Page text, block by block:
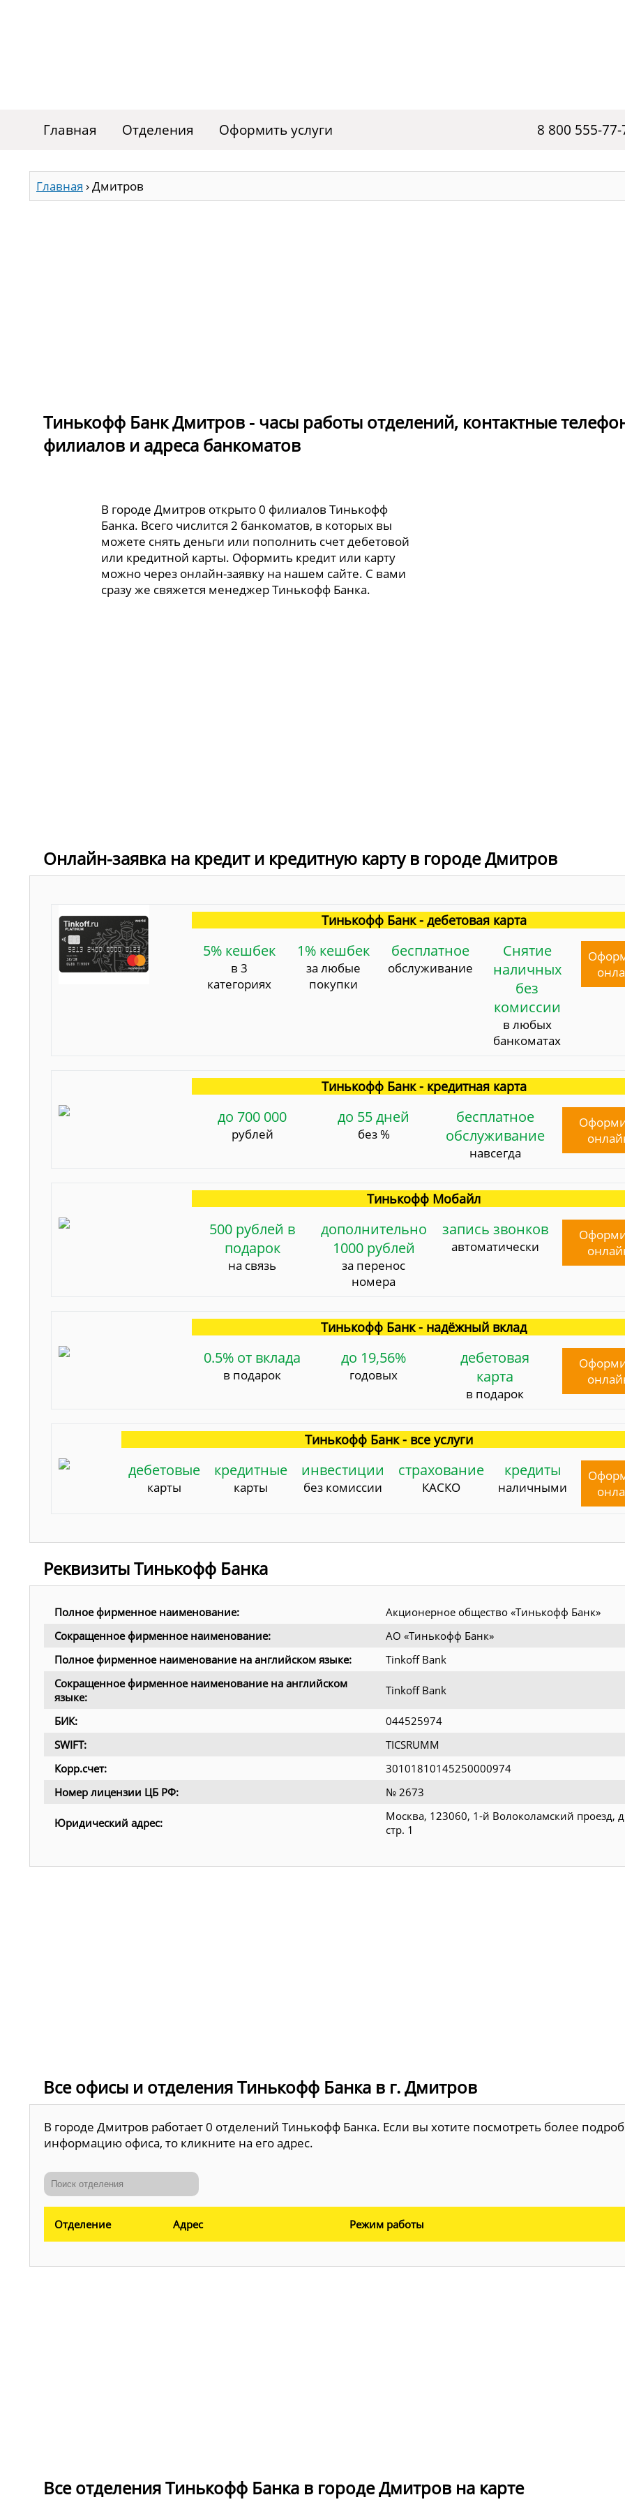
Главная Отделения Оформить услуги 8 800 555-
Главная ›Дмитров
Тинькофф Банк Дмитров - часы работы отделений, контактные
филиалов и адреса банкоматов
В городе Дмитров открыто 0 филиалов Тинькофф
Банка. Всего числится 2 банкоматов, в которых вы
можете снять деньги или пополнить счет дебетовой
или кредитной карты. Оформить кредит или карту
можно через онлайн-заявку на нашем сайте. С вами
сразу же свяжется менеджер Тинькофф Банка.
Онлайн-заявка на кредит и кредитную карту в городе Дмитров
Тинькофф Банк - дебетовая карта
5% кешбек
в 3
категориях
1% кешбек
за любые
покупки
бесплатное
обслуживание
Снятие
наличных
без
комиссии
в любых
банкоматах
Тинькофф Банк - кредитная карта
до 700 000
рублей
до 55 дней
без %
бесплатное
обслуживание
навсегда
Тинькофф Мобайл
500 рублей в
подарок
на связь
дополнительно
1000 рублей
за перенос
номера
запись звонков
автоматически
Тинькофф Банк - надёжный вклад
0.5% от вклада
в подарок
до 19,56%
годовых
дебетовая
карта
в подарок
Тинькофф Банк - все услуги
дебетовые
карты
кредитные
карты
инвестиции
без комиссии
страхование
КАСКО
кредиты
наличными
Реквизиты Тинькофф Банка
Полное фирменное наименование:
Акционерное общество «Тинькофф Банк»
Сокращенное фирменное наименование:
АО «Тинькофф Банк»
Полное фирменное наименование на английском языке:
Tinkoff Bank
Сокращенное фирменное наименование на английском
языке:
Tinkoff Bank
БИК:
044525974
SWIFT:
TICSRUMM
Корр.счет:
30101810145250000974
Номер лицензии ЦБ РФ:
№ 2673
Юридический адрес:
Москва, 123060, 1-й Волоколамский проезд,
стр. 1
Все офисы и отделения Тинькофф Банка в г. Дмитров
В городе Дмитров работает 0 отделений Тинькофф Банка. Если вы хотите посмотреть более
информацию офиса, то кликните на его адрес.
Отделение Адрес Режим работы
Все отделения Тинькофф Банка в городе Дмитров на карте